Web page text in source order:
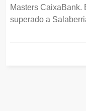
Masters CaixaBank.
superado a